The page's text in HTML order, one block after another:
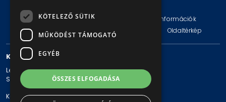
Impresszum Jogi nyilatkozat
Technikai információk
Adatvédelmi politika és tájékoztatások
Oldaltérkép
KAPCSOLAT
Levelezési cím: 1980 Budapest, Pf. 11.
Székhely: 1980 Budapest, Akácfa u. 15.
Központi telefonszám: + 36 1 461-65-00
KÖTELEZŐ SÜTIK
MŰKÖDÉST TÁMOGATÓ
EGYÉB
ÖSSZES ELFOGADÁSA